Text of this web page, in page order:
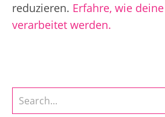
reduzieren. Erfahre, wie
verarbeitet werden.